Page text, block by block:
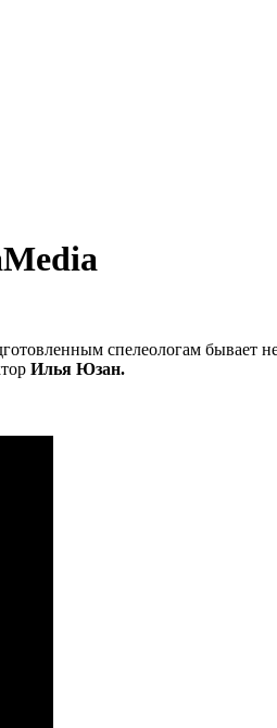
спелеологам бывает
Илья Юзан.